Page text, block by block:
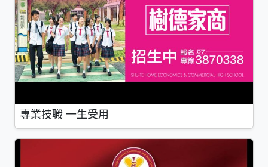
專業技職 一生受用